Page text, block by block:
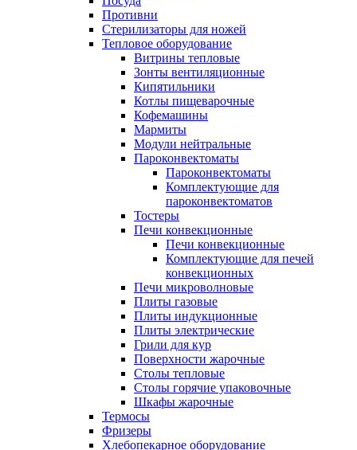
Противни
Стерилизаторы для ножей
Тепловое оборудование
Витрины тепловые
Зонты вентиляционные
Кипятильники
Котлы пищеварочные
Кофемашины
Мармиты
Модули нейтральные
Пароконвектоматы
Пароконвектоматы
Комплектующие для
пароконвектоматов
Тостеры
Печи конвекционные
Печи конвекционные
Комплектующие для печей
конвекционных
Печи микроволновые
Плиты газовые
Плиты индукционные
Плиты электрические
Грили для кур
Поверхности жарочные
Столы тепловые
Столы горячие упаковочные
Шкафы жарочные
Термосы
Фризеры
Хлебопекарное оборудование